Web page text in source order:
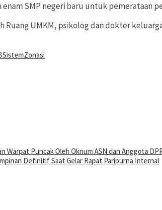
SMP negeri baru untuk pemerataan
Ruang UMKM, psikolog dan dokter
SistemZonasi
Warpat Puncak Oleh Oknum ASN dan Anggota
Definitif Saat Gelar Rapat Paripurna Internal